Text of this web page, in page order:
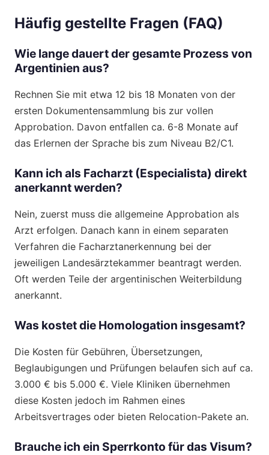
Häufig gestellte Fragen (FAQ)
Wie lange dauert der gesamte Prozess von
Argentinien aus?
Rechnen Sie mit etwa 12 bis 18 Monaten von der
ersten Dokumentensammlung bis zur vollen
Approbation. Davon entfallen ca. 6-8 Monate auf
das Erlernen der Sprache bis zum Niveau B2/C1.
Kann ich als Facharzt (Especialista) direkt
anerkannt werden?
Nein, zuerst muss die allgemeine Approbation als
Arzt erfolgen. Danach kann in einem separaten
Verfahren die Facharztanerkennung bei der
jeweiligen Landesärztekammer beantragt werden.
Oft werden Teile der argentinischen Weiterbildung
anerkannt.
Was kostet die Homologation insgesamt?
Die Kosten für Gebühren, Übersetzungen,
Beglaubigungen und Prüfungen belaufen sich auf ca.
3.000 € bis 5.000 €. Viele Kliniken übernehmen
diese Kosten jedoch im Rahmen eines
Arbeitsvertrages oder bieten Relocation-Pakete an.
Brauche ich ein Sperrkonto für das Visum?